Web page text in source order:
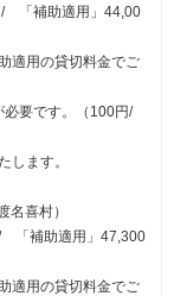
「補助適用」44,00
適用の貸切料金でご
要です。（100円/
ます。
名喜村）
補助適用」47,300
適用の貸切料金でご